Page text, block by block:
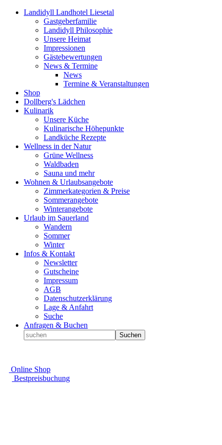
Landidyll Landhotel Liesetal
Gastgeberfamilie
Landidyll Philosophie
Unsere Heimat
Impressionen
Gästebewertungen
News & Termine
News
Termine & Veranstaltungen
Shop
Dollberg's Lädchen
Kulinarik
Unsere Küche
Kulinarische Höhepunkte
Landküche Rezepte
Wellness in der Natur
Grüne Wellness
Waldbaden
Sauna und mehr
Wohnen & Urlaubsangebote
Zimmerkategorien & Preise
Sommerangebote
Winterangebote
Urlaub im Sauerland
Wandern
Sommer
Winter
Infos & Kontakt
Newsletter
Gutscheine
Impressum
AGB
Datenschutzerklärung
Lage & Anfahrt
Suche
Anfragen & Buchen
Suchen
Online Shop
Bestpreisbuchung